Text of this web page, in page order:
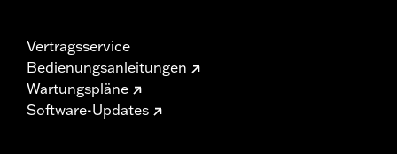
Vertragsservice
Bedienungsanleitungen
Wartungspläne
Software-Updates